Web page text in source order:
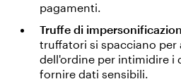
pagamenti.
Truffe di
truffatori si spacciano per
dell'ordine per intimidire i
fornire dati sensibili.